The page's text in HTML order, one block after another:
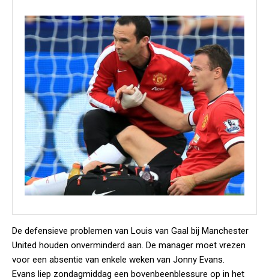
De defensieve problemen van Louis van Gaal bij Manchester
United houden onverminderd aan. De manager moet vrezen
voor een absentie van enkele weken van Jonny Evans.
Evans liep zondagmiddag een bovenbeenblessure op in het